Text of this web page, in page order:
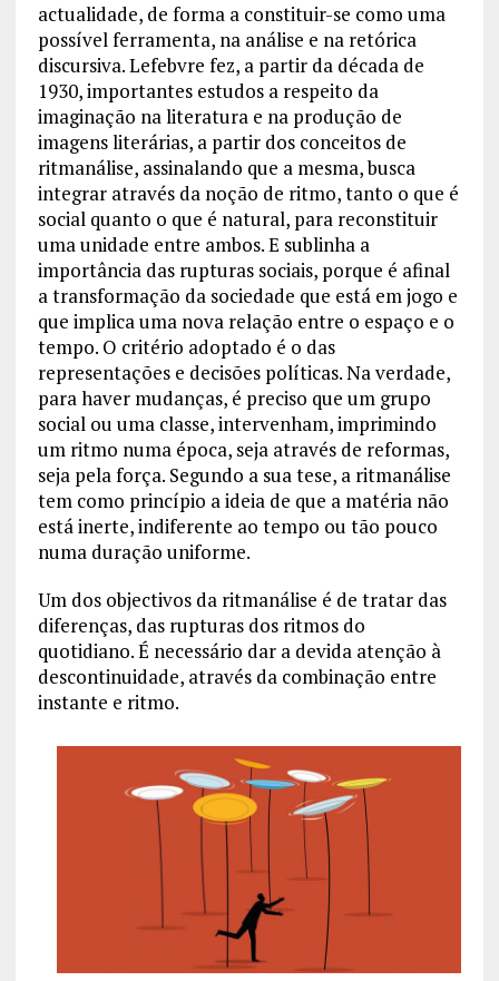
actualidade, de forma a constituir-se como uma
possível ferramenta, na análise e na retórica
discursiva. Lefebvre fez, a partir da década de
1930, importantes estudos a respeito da
imaginação na literatura e na produção de
imagens literárias, a partir dos conceitos de
ritmanálise, assinalando que a mesma, busca
integrar através da noção de ritmo, tanto o que é
social quanto o que é natural, para reconstituir
uma unidade entre ambos. E sublinha a
importância das rupturas sociais, porque é afinal
a transformação da sociedade que está em jogo e
que implica uma nova relação entre o espaço e o
tempo. O critério adoptado é o das
representações e decisões políticas. Na verdade,
para haver mudanças, é preciso que um grupo
social ou uma classe, intervenham, imprimindo
um ritmo numa época, seja através de reformas,
seja pela força. Segundo a sua tese, a ritmanálise
tem como princípio a ideia de que a matéria não
está inerte, indiferente ao tempo ou tão pouco
numa duração uniforme.
Um dos objectivos da ritmanálise é de tratar das
diferenças, das rupturas dos ritmos do
quotidiano. É necessário dar a devida atenção à
descontinuidade, através da combinação entre
instante e ritmo.